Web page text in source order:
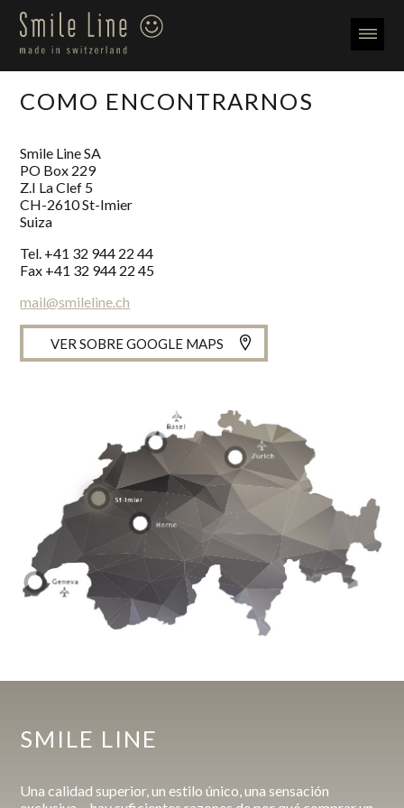
COMO ENCONTRARNOS
Smile Line SA
PO Box 229
Z.I La Clef 5
CH-2610St-Imier
Suiza
Tel. +41 32 944 22 44
Fax +41 32 944 22 45
mail@smileline.ch
VER SOBRE GOOGLE MAPS
SMILE LINE
Una calidad superior, un estilo único, una sensación